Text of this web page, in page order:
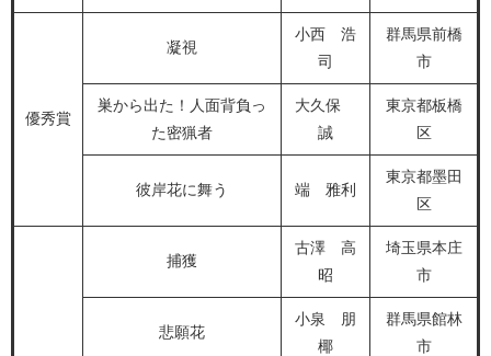
優秀賞
凝視
小西 浩
司
群馬県前橋
市
巣から出た！人面背負っ
た密猟者
大久保
誠
東京都板橋
区
彼岸花に舞う 端 雅利
東京都墨田
区
捕獲
古澤 高
昭
埼玉県本庄
市
悲願花
小泉 朋
椰
群馬県館林
市